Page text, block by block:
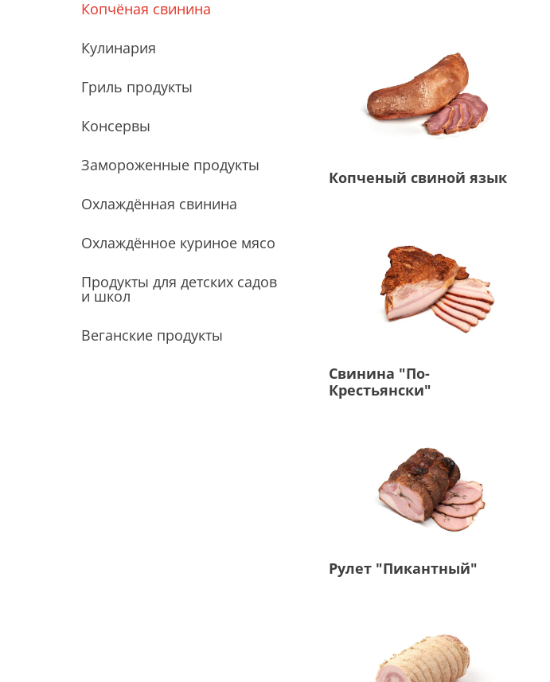
Копчёная свинина
Кулинария
Гриль продукты
Консервы
Замороженные продукты
Охлаждённая свинина
Охлаждённое куриное мясо
Продукты для детских садов
и школ
Веганские продукты
Копченый свиной язык
Свинина "По-
Крестьянски"
Рулет "Пикантный"